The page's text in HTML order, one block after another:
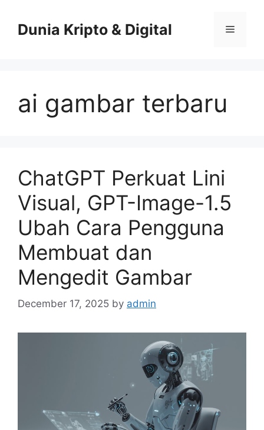
contentDunia Kripto & Digital Menu
ai gambar terbaru
ChatGPT Perkuat Lini
Visual, GPT-Image-1.5
Ubah Cara Pengguna
Membuat dan
Mengedit Gambar
December 17, 2025 by admin